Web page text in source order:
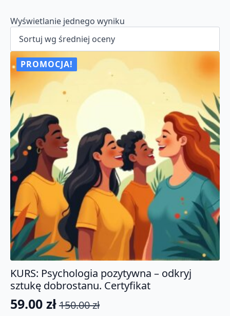
Wyświetlanie jednego wyniku
PROMOCJA!
KURS: Psychologia pozytywna – odkryj
sztukę dobrostanu. Certyfikat
150.00zł
Pierwotna
59.00 zł
Aktualna